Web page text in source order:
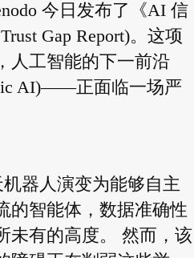
今日发布了《AI 信
Gap Report)。这项
人工智能的下一前沿
AI)——正面临一场严
器人演变为能够自主
的智能体，数据准确性
未有的高度。 然而，该